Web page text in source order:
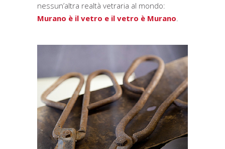
nessun’altra realtà vetraria al mondo:
Murano è il vetro e il vetro è Murano.